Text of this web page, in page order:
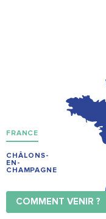
FRANCE
CHÂLONS-
EN-
CHAMPAGNE
COMMENT VENIR ?